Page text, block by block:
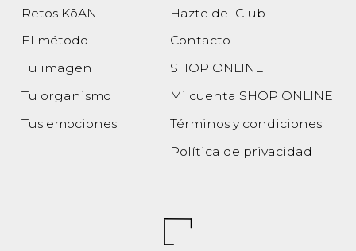
Retos KōAN
El método
Tu imagen
Tu organismo
Tus emociones
Hazte del Club
Contacto
SHOP ONLINE
Mi cuenta SHOP ONLINE
Términos y condiciones
Política de privacidad